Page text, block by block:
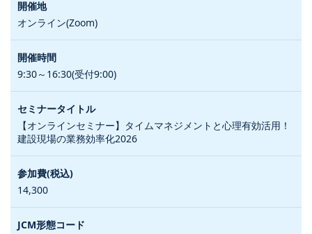
オンライン(Zoom)
9:30～16:30(受付9:00)
【オンラインセミナー】タイムマネジメントと心理有効活用！
建設現場の業務効率化2026
14,300